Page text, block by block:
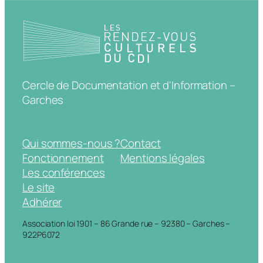
Cercle de Documentation et d'Information –
Garches
Qui sommes-nous ?
Fonctionnement
Les conférences
Le site
Adhérer
Contact
Mentions légales
Association loi 1901 – 86 Grande rue – 92380 – Garches –
922P6072